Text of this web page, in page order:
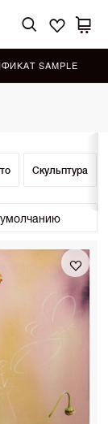
SAMPLE
Скульптура
SAMPLE)•
цены
новинки